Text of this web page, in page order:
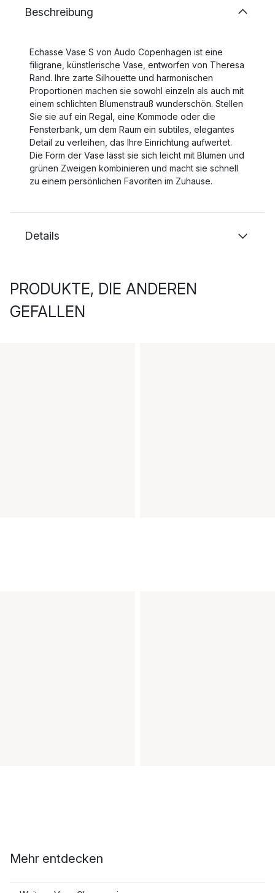
Beschreibung
Echasse Vase S von Audo Copenhagen ist eine
filigrane, künstlerische Vase, entworfen von Theresa
Rand. Ihre zarte Silhouette und harmonischen
Proportionen machen sie sowohl einzeln als auch mit
einem schlichten Blumenstrauß wunderschön. Stellen
Sie sie auf ein Regal, eine Kommode oder die
Fensterbank, um dem Raum ein subtiles, elegantes
Detail zu verleihen, das Ihre Einrichtung aufwertet.
Die Form der Vase lässt sie sich leicht mit Blumen und
grünen Zweigen kombinieren und macht sie schnell
zu einem persönlichen Favoriten im Zuhause.
Details
PRODUKTE, DIE ANDEREN
GEFALLEN
Mehr entdecken